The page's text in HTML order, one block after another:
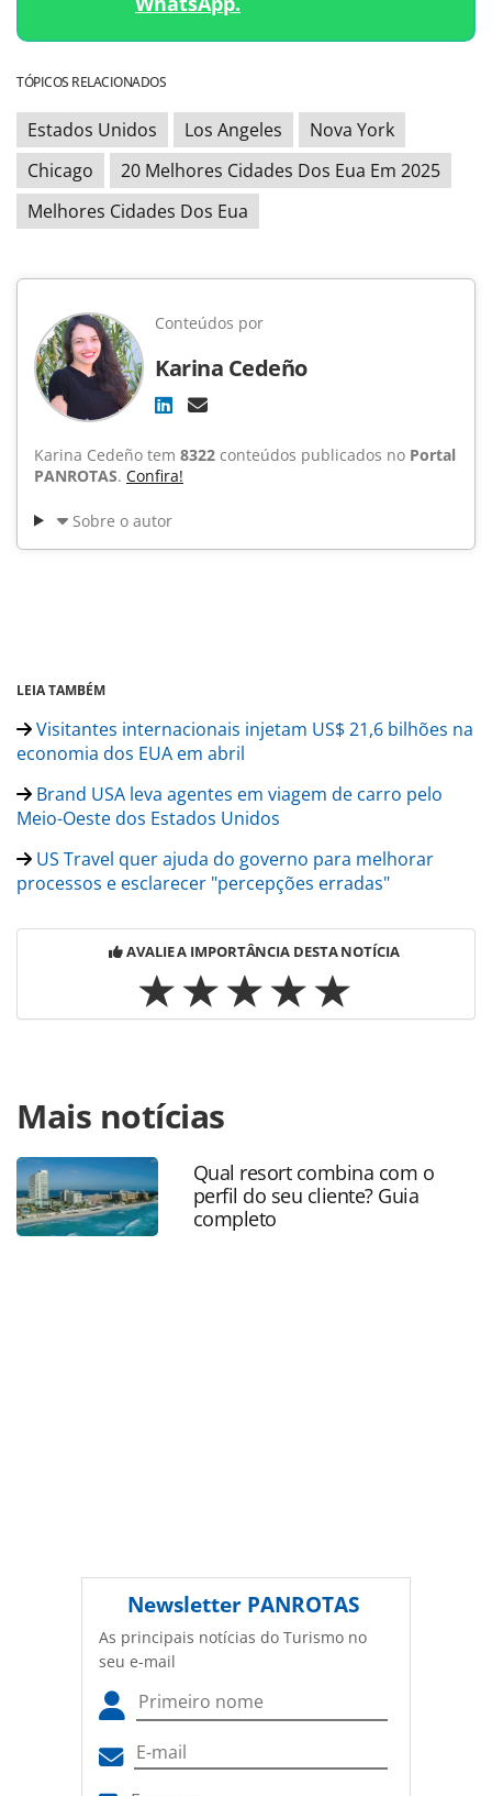
TÓPICOS RELACIONADOS
Estados Unidos Los Angeles
Nova York
Chicago
20 Melhores Cidades Dos Eua Em 2025
Melhores Cidades Dos Eua
Conteúdos por
Karina Cedeño
Karina Cedeño tem 8322 conteúdos publicados no Portal
PANROTAS. Confira!
Sobre o autor
LEIA TAMBÉM
Visitantes internacionais injetam US$ 21,6 bilhões na
economia dos EUA em abril
Brand USA leva agentes em viagem de carro pelo
Meio-Oeste dos Estados Unidos
US Travel quer ajuda do governo para melhorar
processos e esclarecer "percepções erradas"
AVALIE A IMPORTÂNCIA DESTA NOTÍCIA
https://www.panrotas.com.br/destinos/pesquisas-e-
estatisticas/2025/06/quais-sao-as-melhores-cidades-dos-
estados-unidos-em-2025-estudo-revela_218819.html ou as
ferramentas oferecidas na página. Todo o conteúdo
produzido pela PANROTAS Editora é protegido pela
legislação brasileira sobre direito autoral. Não reproduza o
Mais notícias
Qual resort combina com o
perfil do seu cliente? Guia
completo
Newsletter PANROTAS
As principais notícias do Turismo no
seu e-mail